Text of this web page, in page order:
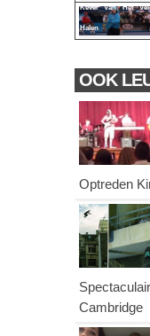
Kever Van Het
Halen
OOK
Optreden
Cambridge